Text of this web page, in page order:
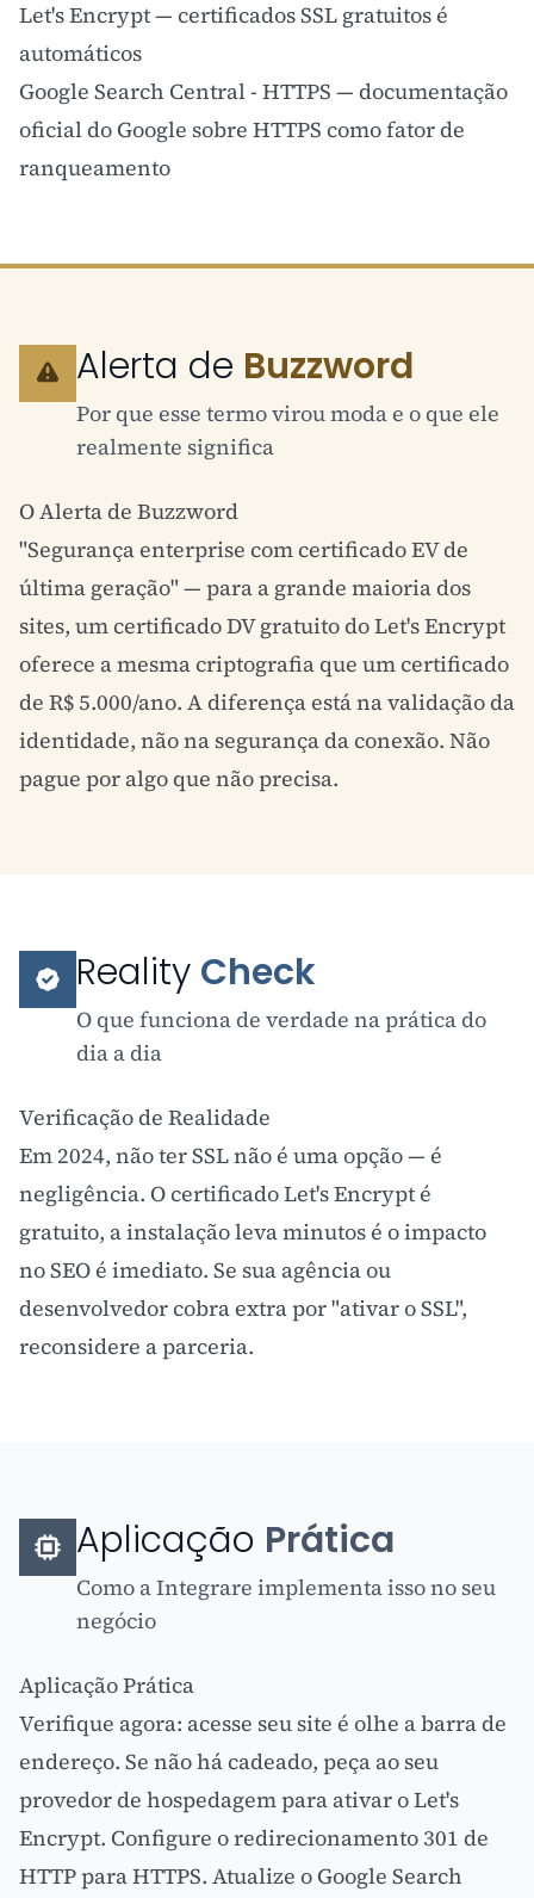
Let's Encrypt— certificados SSL gratuitos é
automáticos
Google Search Central - HTTPS — documentação
oficial do Google sobre HTTPS como fator de
ranqueamento
Alerta de Buzzword
Por que esse termo virou moda e o que ele
realmente significa
O Alerta de Buzzword
"Segurança enterprise com certificado EV de
última geração" — para a grande maioria dos
sites, um certificado DV gratuito do Let's Encrypt
oferece a mesma criptografia que um certificado
de R$ 5.000/ano. A diferença está na validação da
identidade, não na segurança da conexão. Não
pague por algo que não precisa.
Reality Check
O que funciona de verdade na prática do
dia a dia
Verificação de Realidade
Em 2024, não ter SSL não é uma opção — é
negligência. O certificado Let's Encrypt é
gratuito, a instalação leva minutos é o impacto
noSEOé imediato. Se sua agência ou
desenvolvedor cobra extra por "ativar o SSL",
reconsidere a parceria.
Aplicação Prática
Como a Integrare implementa isso no seu
negócio
Aplicação Prática
Verifique agora: acesse seu site é olhe a barra de
endereço. Se não há cadeado, peça ao seu
provedor de hospedagem para ativar o Let's
Encrypt. Configure o redirecionamento 301 de
HTTP para HTTPS. Atualize o Google Search